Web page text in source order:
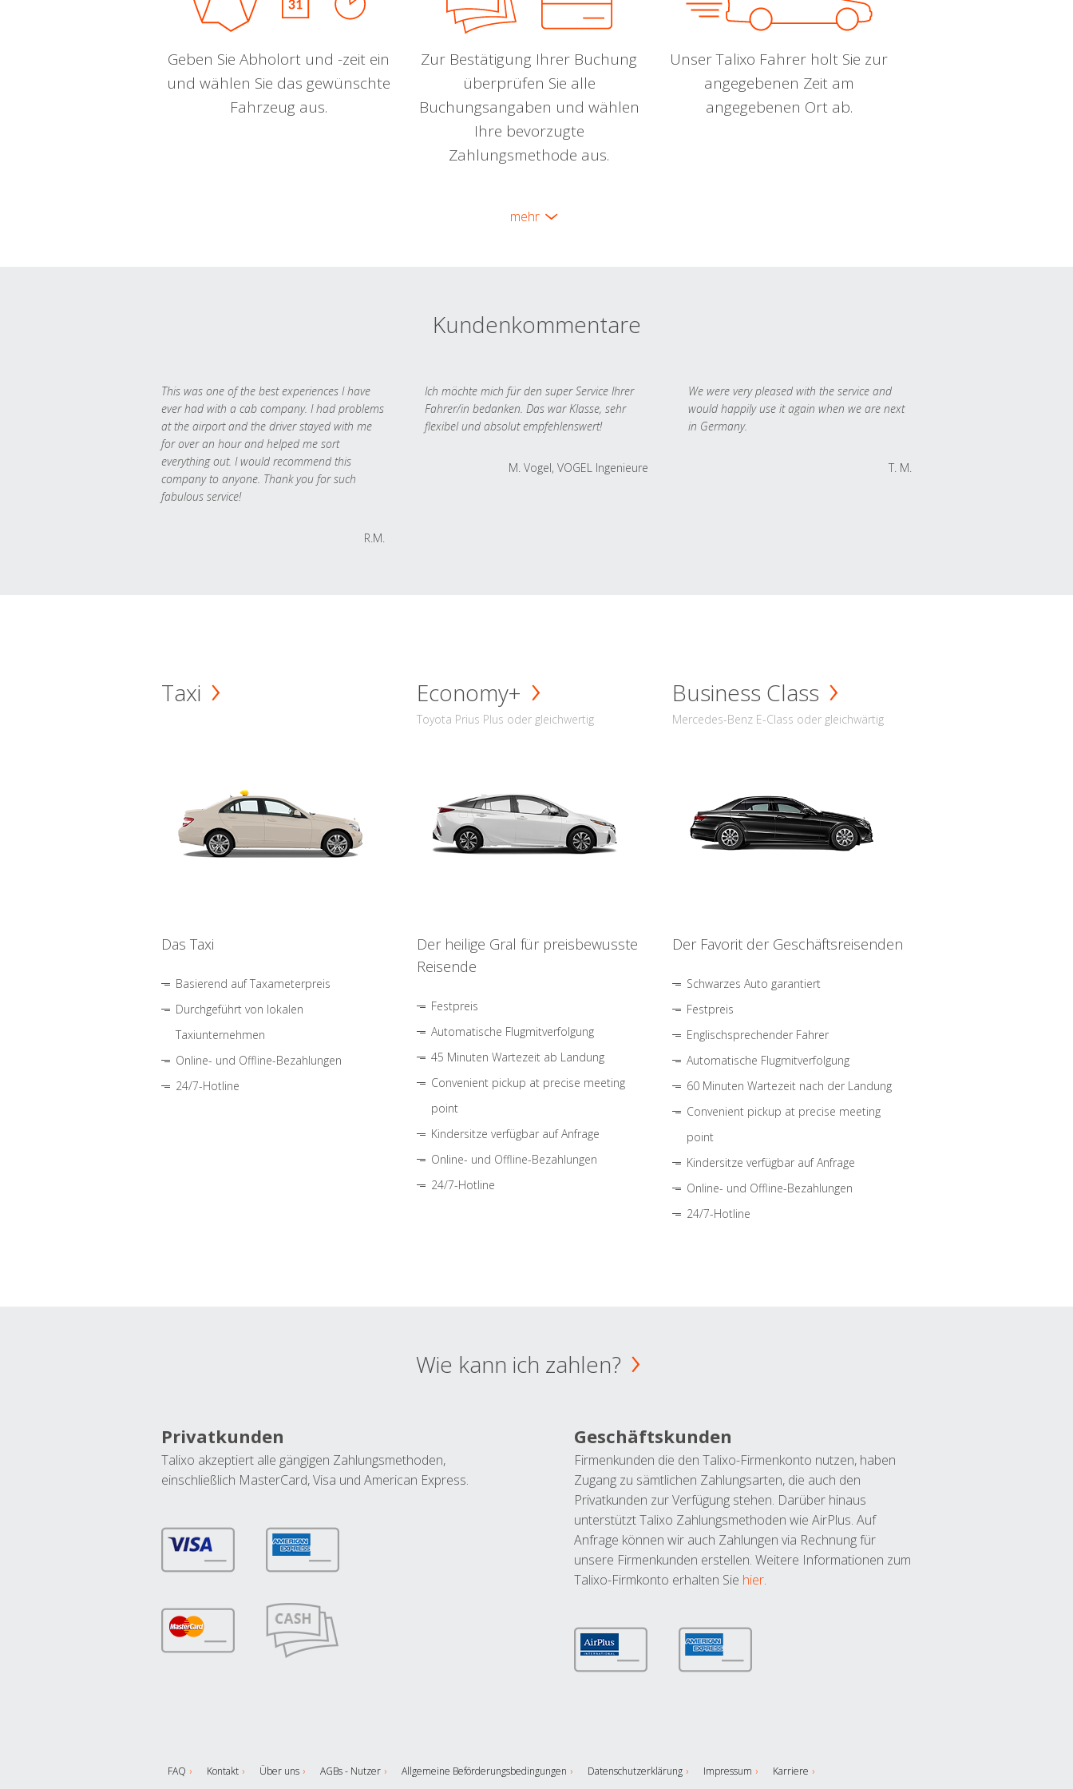
Geben Sie Abholort und -zeit ein
und wählen Sie das gewünschte
Fahrzeug aus.
Zur Bestätigung Ihrer Buchung
überprüfen Sie alle
Buchungsangaben und wählen
Ihre bevorzugte
Zahlungsmethode aus.
Unser Talixo Fahrer holt Sie zur
angegebenen Zeit am
angegebenen Ort ab.
mehr
Kundenkommentare
This was one of the best experiences I have
ever had with a cab company. I had problems
at the airport and the driver stayed with me
for over an hour and helped me sort
everything out. I would recommend this
company to anyone. Thank you for such
fabulous service!
R.M.
Ich möchte mich für den super Service Ihrer
Fahrer/in bedanken. Das war Klasse, sehr
flexibel und absolut empfehlenswert!
M. Vogel, VOGEL Ingenieure
We were very pleased with the service and
would happily use it again when we are next
in Germany.
T. M.
Taxi
Das Taxi
Basierend auf Taxameterpreis
Durchgeführt von lokalen
Taxiunternehmen
Online- und Offline-Bezahlungen
24/7-Hotline
Economy+
Toyota Prius Plus oder gleichwertig
Der heilige Gral für preisbewusste
Reisende
Festpreis
Automatische Flugmitverfolgung
45 Minuten Wartezeit ab Landung
Convenient pickup at precise meeting
point
Kindersitze verfügbar auf Anfrage
Online- und Offline-Bezahlungen
24/7-Hotline
Business Class
Mercedes-Benz E-Class oder gleichwärtig
Der Favorit der Geschäftsreisenden
Schwarzes Auto garantiert
Festpreis
Englischsprechender Fahrer
Automatische Flugmitverfolgung
60 Minuten Wartezeit nach der Landung
Convenient pickup at precise meeting
point
Kindersitze verfügbar auf Anfrage
Online- und Offline-Bezahlungen
24/7-Hotline
Wie kann ich zahlen?
Privatkunden
Talixo akzeptiert alle gängigen Zahlungsmethoden,
einschließlich MasterCard, Visa und American Express.
Geschäftskunden
Firmenkunden die den Talixo-Firmenkonto nutzen, haben
Zugang zu sämtlichen Zahlungsarten, die auch den
Privatkunden zur Verfügung stehen. Darüber hinaus
unterstützt Talixo Zahlungsmethoden wie AirPlus. Auf
Anfrage können wir auch Zahlungen via Rechnung für
unsere Firmenkunden erstellen. Weitere Informationen zum
Talixo-Firmkonto erhalten Sie hier.
FAQ Kontakt Über uns AGBs - Nutzer Allgemeine Beförderungsbedingungen Datenschutzerklärung Impressum Karriere